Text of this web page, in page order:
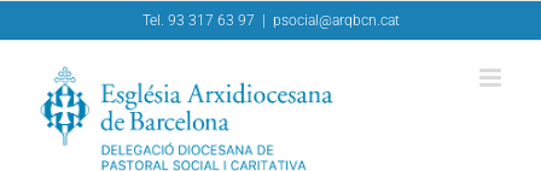
to
Tel. 93 317 63 97 psocial@arqbcn.cat